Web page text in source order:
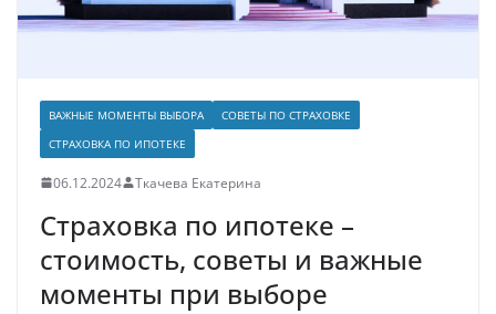
ВАЖНЫЕ МОМЕНТЫ ВЫБОРА
СОВЕТЫ ПО СТРАХОВКЕ
СТРАХОВКА ПО ИПОТЕКЕ
06.12.2024 Ткачева Екатерина
Страховка по ипотеке –
стоимость, советы и важные
моменты при выборе